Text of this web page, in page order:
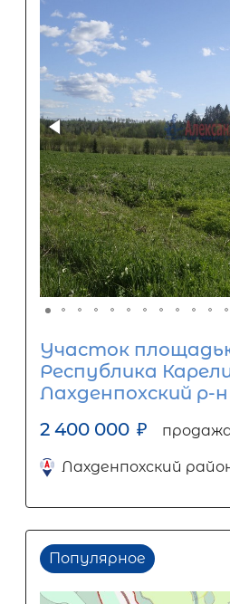
Участок
Республика
Лахденпохский р-
2 400 000 ₽
Лахденпохский
Популярное